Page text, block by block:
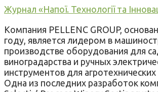
Журнал «Напої. Технології та
Компания PELLENC GROUP,
году, является лидером в
производстве оборудования для
виноградарства и ручных
инструментов для
Одна из последних разработок